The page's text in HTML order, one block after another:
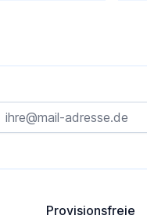
Provisionsfreie